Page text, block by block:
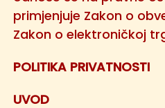
primjenjuje Zakon o
Zakon o elektroničkoj
POLITIKA PRIVATNOSTI
UVOD